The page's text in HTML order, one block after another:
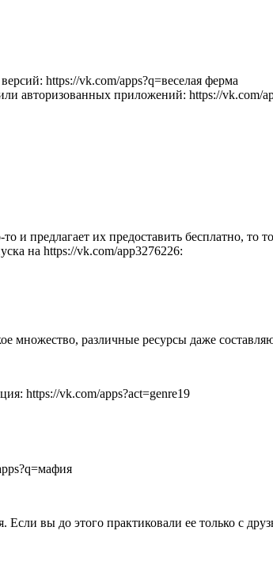
https://vk.com/apps?q=веселая ферма
авторизованных приложений: https://vk.com/
предлагает их предоставить бесплатно, то
на https://vk.com/app3276226:
множество, различные ресурсы даже
https://vk.com/apps?act=genre19
вы до этого практиковали ее только с